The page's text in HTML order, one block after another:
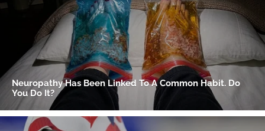
Gracias por suscribirte a nuestro boletín.
ACEPTAR